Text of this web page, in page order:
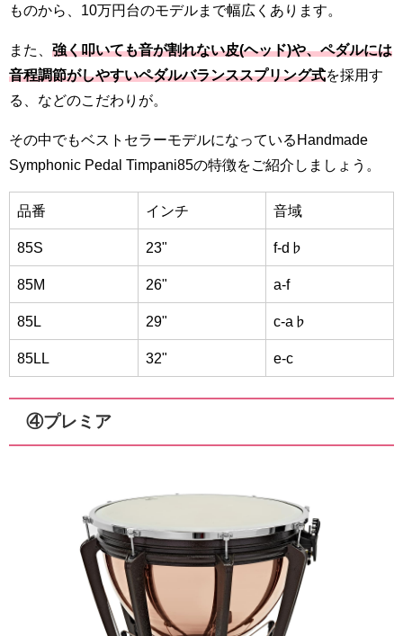
ものから、10万円台のモデルまで幅広くあります。
また、 強く叩いても音が割れない皮(ヘッド)や、ペダルには
音程調節がしやすいペダルバランススプリング式を採用す
る、などのこだわりが。
その中でもベストセラーモデルになっているHandmade
Symphonic Pedal Timpani85の特徴をご紹介しましょう。
品番 インチ 音域
85S 23" f-d♭
85M 26" a-f
85L 29" c-a♭
85LL 32" e-c
④プレミア